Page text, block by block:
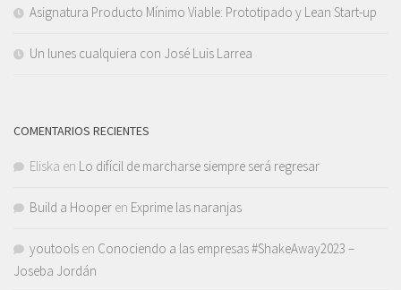
Asignatura Producto Mínimo Viable: Prototipado y Lean Start-up
Un lunes cualquiera con José Luis Larrea
COMENTARIOS RECIENTES
Eliska en Lo difícil de marcharse siempre será regresar
Build a Hooper en Exprime las naranjas
youtools en Conociendo a las empresas #ShakeAway2023 –
Joseba Jordán